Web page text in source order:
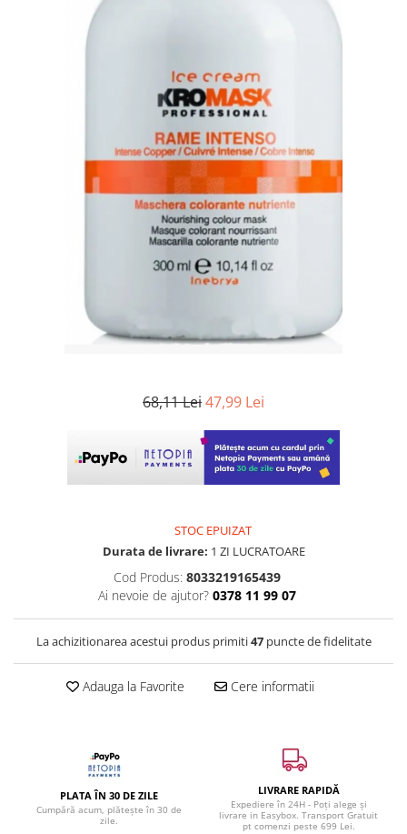
68,11 Lei47,99 Lei
STOC EPUIZAT
Durata de livrare: 1 ZI LUCRATOARE
Cod Produs: 8033219165439
Ai nevoie de ajutor? 0378 11 99 07
La achizitionarea acestui produs primiti47puncte de fidelitate
Adauga la Favorite Cere informatii
PLATA ÎN 30 DE ZILE
Cumpără acum, plătește în 30 de
zile.
LIVRARE RAPIDĂ
Expediere în 24H - Poți alege și
livrare in Easybox. Transport Gratuit
pt comenzi peste 699 Lei.